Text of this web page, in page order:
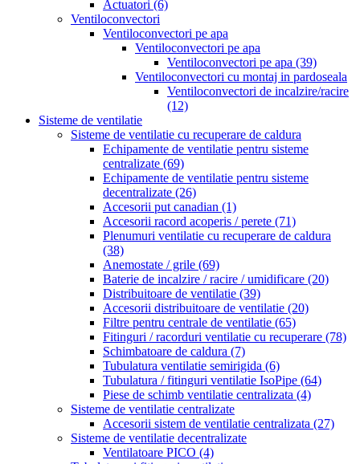
Actuatori (6)
Ventiloconvectori
Ventiloconvectori pe apa
Ventiloconvectori pe apa
Ventiloconvectori pe apa (39)
Ventiloconvectori cu montaj in pardoseala
Ventiloconvectori de incalzire/racire
(12)
Sisteme de ventilatie
Sisteme de ventilatie cu recuperare de caldura
Echipamente de ventilatie pentru sisteme
centralizate (69)
Echipamente de ventilatie pentru sisteme
decentralizate (26)
Accesorii put canadian (1)
Accesorii racord acoperis / perete (71)
Plenumuri ventilatie cu recuperare de caldura
(38)
Anemostate / grile (69)
Baterie de incalzire / racire / umidificare (20)
Distribuitoare de ventilatie (39)
Accesorii distribuitoare de ventilatie (20)
Filtre pentru centrale de ventilatie (65)
Fitinguri / racorduri ventilatie cu recuperare (78)
Schimbatoare de caldura (7)
Tubulatura ventilatie semirigida (6)
Tubulatura / fitinguri ventilatie IsoPipe (64)
Piese de schimb ventilatie centralizata (4)
Sisteme de ventilatie centralizate
Accesorii sistem de ventilatie centralizata (27)
Sisteme de ventilatie decentralizate
Ventilatoare PICO (4)